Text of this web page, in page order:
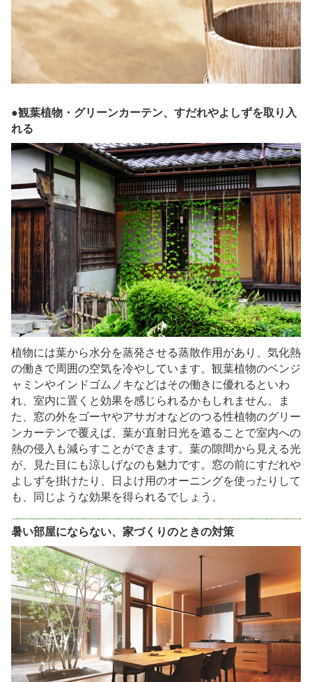
●観葉植物・グリーンカーテン、すだれやよしずを取り入
れる
植物には葉から水分を蒸発させる蒸散作用があり、気化熱
の働きで周囲の空気を冷やしています。観葉植物のベンジ
ャミンやインドゴムノキなどはその働きに優れるといわ
れ、室内に置くと効果を感じられるかもしれません。ま
た、窓の外をゴーヤやアサガオなどのつる性植物のグリー
ンカーテンで覆えば、葉が直射日光を遮ることで室内への
熱の侵入も減らすことができます。葉の隙間から見える光
が、見た目にも涼しげなのも魅力です。窓の前にすだれや
よしずを掛けたり、日よけ用のオーニングを使ったりして
も、同じような効果を得られるでしょう。
暑い部屋にならない、家づくりのときの対策